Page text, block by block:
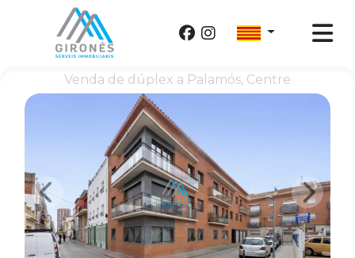
Venda de dúplex a Palamós, Centre